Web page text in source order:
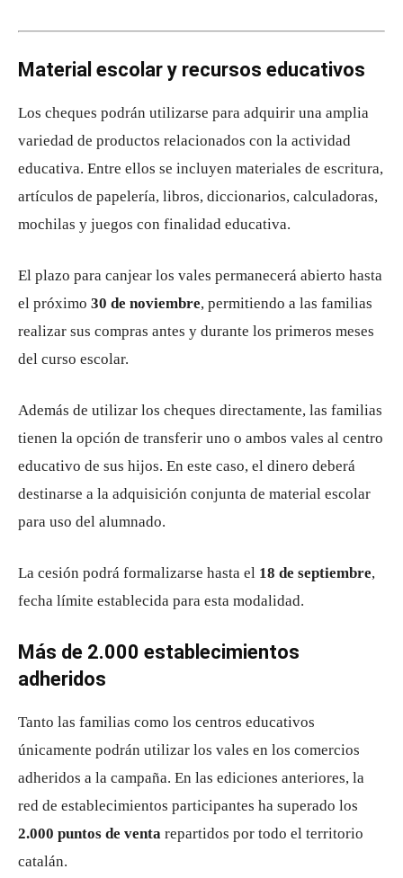
Material escolar y recursos educativos
Los cheques podrán utilizarse para adquirir una amplia
variedad de productos relacionados con la actividad
educativa. Entre ellos se incluyen materiales de escritura,
artículos de papelería, libros, diccionarios, calculadoras,
mochilas y juegos con finalidad educativa.
El plazo para canjear los vales permanecerá abierto hasta
el próximo 30 de noviembre, permitiendo a las familias
realizar sus compras antes y durante los primeros meses
del curso escolar.
Además de utilizar los cheques directamente, las familias
tienen la opción de transferir uno o ambos vales al centro
educativo de sus hijos. En este caso, el dinero deberá
destinarse a la adquisición conjunta de material escolar
para uso del alumnado.
La cesión podrá formalizarse hasta el 18 de septiembre,
fecha límite establecida para esta modalidad.
Más de 2.000 establecimientos
adheridos
Tanto las familias como los centros educativos
únicamente podrán utilizar los vales en los comercios
adheridos a la campaña. En las ediciones anteriores, la
red de establecimientos participantes ha superado los
2.000 puntos de venta repartidos por todo el territorio
catalán.